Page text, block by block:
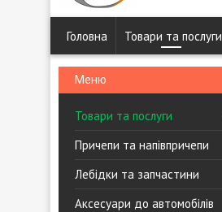
Головна Товари та послуги
Товари та послуги
Причепи та напівпричепи
Лебідки та запчастини
Аксесуари до автомобілів